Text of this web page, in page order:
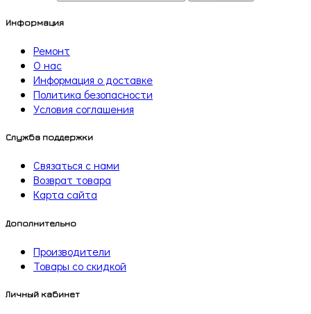
Информация
Ремонт
О нас
Информация о доставке
Политика безопасности
Условия соглашения
Служба поддержки
Связаться с нами
Возврат товара
Карта сайта
Дополнительно
Производители
Товары со скидкой
Личный кабинет